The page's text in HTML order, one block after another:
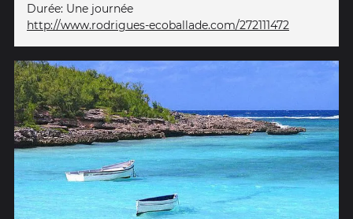
Durée: Une journée
http://www.rodrigues-ecoballade.com/272111472